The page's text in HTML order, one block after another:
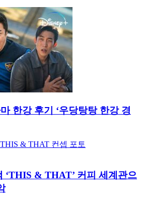
한강 후기 ‘우당탕탕 한강 경
‘THIS & THAT’ 커피 세계관으